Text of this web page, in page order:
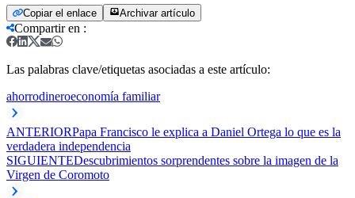
Copiar el enlace Archivar artículo
Compartir en :
Las palabras clave/etiquetas asociadas a este artículo:
ahorrodineroeconomía familiar
ANTERIORPapa Francisco le explica a Daniel Ortega lo que es la
verdadera independencia
SIGUIENTEDescubrimientos sorprendentes sobre la imagen de la
Virgen de Coromoto